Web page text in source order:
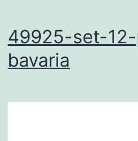
49925-set-
bavaria